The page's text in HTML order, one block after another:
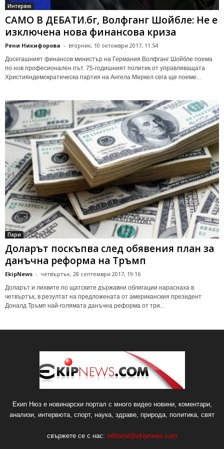
Интервю
САМО В ДЕБАТИ.бг, Волфганг Шойбле: Не е
изключена нова финансова криза
Рени Никифорова - вторник, 10 октомври 2017, 11:54
Досегашният финансов министър на Германия Волфганг Шойбле поема
по нов професионален път. 75-годишният политик от управляващата
Християндемократическа партия на Ангела Меркел сега ще поеме...
Пари
Доларът поскъпва след обявения план за
данъчна реформа на Тръмп
EkipNews - четвъртък, 28 септември 2017, 19:16
Доларът и лихвите по щатските държавни облигации нараснаха в
четвъртък, в резултат на предложената от американския президент
Доналд Тръмп най-голямата данъчна реформа от три...
Екип Нюз е новинарски портал с много видео новини, коментари,
анализи, интервюта, спорт, наука, здраве, природа, политика, свят
свържете се с нас: editorial@ekipnews.com